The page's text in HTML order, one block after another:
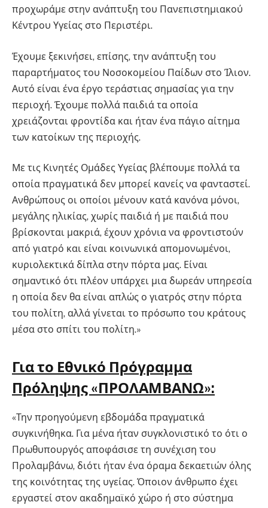
προχωράμε στην ανάπτυξη του Πανεπιστημιακού
Κέντρου Υγείας στο Περιστέρι.
Έχουμε ξεκινήσει, επίσης, την ανάπτυξη του
παραρτήματος του Νοσοκομείου Παίδων στο Ίλιον.
Αυτό είναι ένα έργο τεράστιας σημασίας για την
περιοχή. Έχουμε πολλά παιδιά τα οποία
χρειάζονται φροντίδα και ήταν ένα πάγιο αίτημα
των κατοίκων της περιοχής.
Με τις Κινητές Ομάδες Υγείας βλέπουμε πολλά τα
οποία πραγματικά δεν μπορεί κανείς να φανταστεί.
Ανθρώπους οι οποίοι μένουν κατά κανόνα μόνοι,
μεγάλης ηλικίας, χωρίς παιδιά ή με παιδιά που
βρίσκονται μακριά, έχουν χρόνια να φροντιστούν
από γιατρό και είναι κοινωνικά απομονωμένοι,
κυριολεκτικά δίπλα στην πόρτα μας. Είναι
σημαντικό ότι πλέον υπάρχει μια δωρεάν υπηρεσία
η οποία δεν θα είναι απλώς ο γιατρός στην πόρτα
του πολίτη, αλλά γίνεται το πρόσωπο του κράτους
μέσα στο σπίτι του πολίτη.»
Για το Εθνικό Πρόγραμμα
Πρόληψης «ΠΡΟΛΑΜΒΑΝΩ»:
«Την προηγούμενη εβδομάδα πραγματικά
συγκινήθηκα. Για μένα ήταν συγκλονιστικό το ότι ο
Πρωθυπουργός αποφάσισε τη συνέχιση του
Προλαμβάνω, διότι ήταν ένα όραμα δεκαετιών όλης
της κοινότητας της υγείας. Όποιον άνθρωπο έχει
εργαστεί στον ακαδημαϊκό χώρο ή στο σύστημα